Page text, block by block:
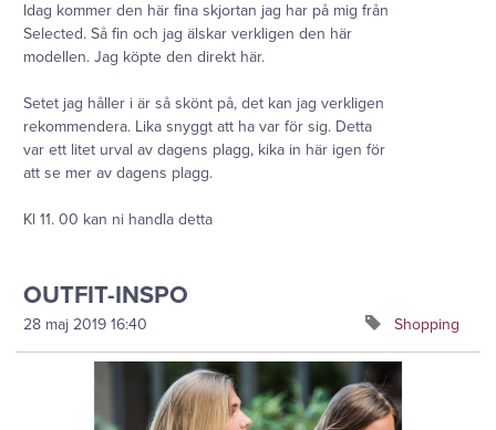
Idag kommer den här fina skjortan jag har på mig från
Selected. Så fin och jag älskar verkligen den här
modellen. Jag köpte den direkt här.
Setet jag håller i är så skönt på, det kan jag verkligen
rekommendera. Lika snyggt att ha var för sig. Detta
var ett litet urval av dagens plagg, kika in här igen för
att se mer av dagens plagg.
Kl 11. 00 kan ni handla detta
OUTFIT-INSPO
28 maj 2019 16:40 Shopping